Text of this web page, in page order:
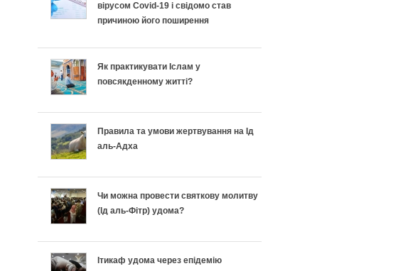
вірусом Covid-19 і свідомо став
причиною його поширення
Як практикувати Іслам у
повсякденному житті?
Правила та умови жертвування на Ід
аль-Адха
Чи можна провести святкову молитву
(Ід аль-Фітр) удома?
Ітикаф удома через епідемію